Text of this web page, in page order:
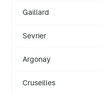
Gaillard
Sevrier
Argonay
Cruseilles